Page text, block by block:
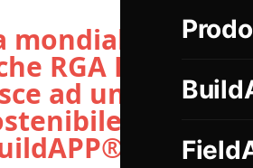
mondiale della
RGA PROJECT
ad un mondo
con